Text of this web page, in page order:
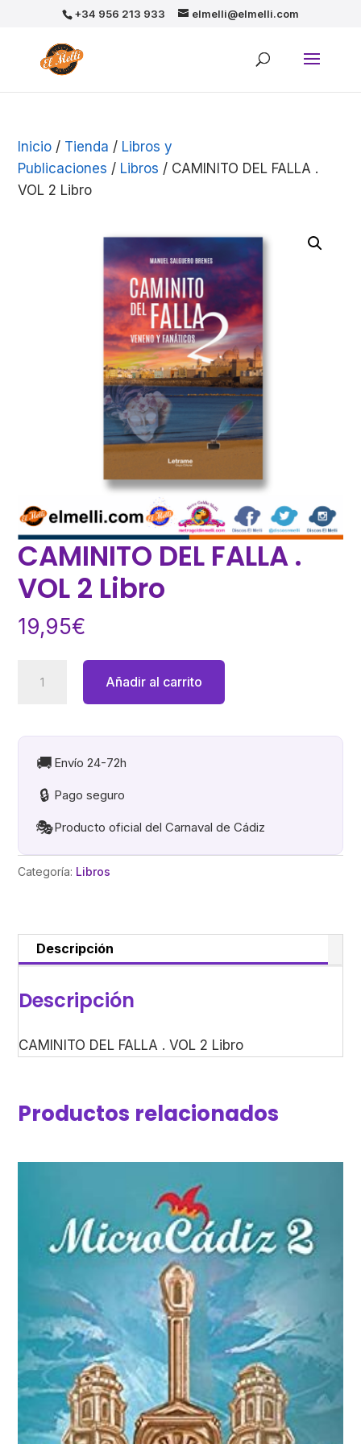
+34 956 213 933 elmelli@elmelli.com
Inicio / Tienda / Libros y
Publicaciones / Libros / CAMINITO DEL FALLA .
VOL 2 Libro
CAMINITO DEL FALLA .
VOL 2 Libro
19,95€
.
VOL
Libro
cantidad
Añadir al carrito
🚚 Envío 24-72h
🔒 Pago seguro
🎭Producto oficial del Carnaval de Cádiz
Categoría: Libros
Descripción
Descripción
CAMINITO DEL FALLA . VOL 2 Libro
Productos relacionados